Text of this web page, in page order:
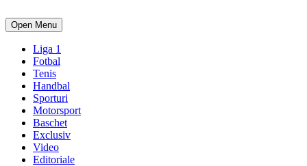
Open Menu
Liga 1
Fotbal
Tenis
Handbal
Sporturi
Motorsport
Baschet
Exclusiv
Video
Editoriale